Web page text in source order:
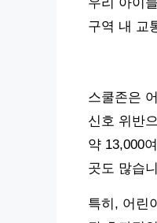
구역 내 교
스쿨존은
신호 위반
약 13,000
곳도 많습
특히, 어린